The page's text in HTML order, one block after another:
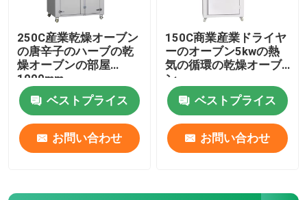
250C産業乾燥オーブン
の唐辛子のハーブの乾
燥オーブンの部屋
1000mm
ベストプライス
お問い合わせ
150C商業産業ドライヤ
ーのオーブン5kwの熱
気の循環の乾燥オーブ
ン
ベストプライス
お問い合わせ